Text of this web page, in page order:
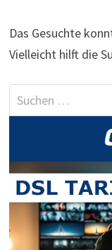
Das Gesuchte
Vielleicht hilft die
Suchen
nach: